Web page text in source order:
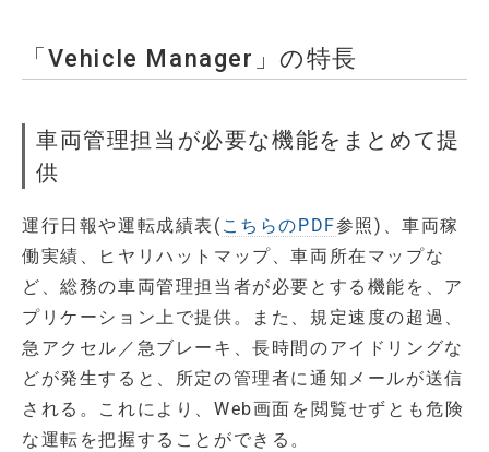
「Vehicle Manager」の特長
車両管理担当が必要な機能をまとめて提
供
運行日報や運転成績表( こちらのPDF参照)、車両稼
働実績、ヒヤリハットマップ、車両所在マップな
ど、総務の車両管理担当者が必要とする機能を、ア
プリケーション上で提供。また、規定速度の超過、
急アクセル／急ブレーキ、長時間のアイドリングな
どが発生すると、所定の管理者に通知メールが送信
される。これにより、Web画面を閲覧せずとも危険
な運転を把握することができる。